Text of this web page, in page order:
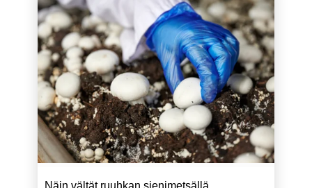
Näin vältät ruuhkan sienimetsällä